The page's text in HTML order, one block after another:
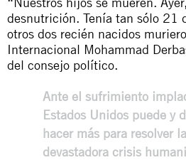
desnutrición. Tenía tan sólo 21
otros dos recién nacidos
Internacional Mohammad
del consejo político.
Ante el sufrimiento
Estados Unidos puede y
hacer más para resolver la
devastadora crisis